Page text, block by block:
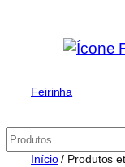
Feirinha
Pesquisar
Início/ Produtos